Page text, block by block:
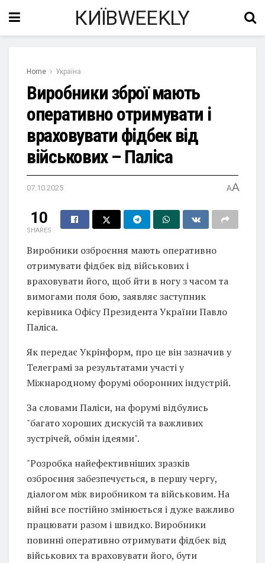
КИЇВWEEKLY
Home Україна
Виробники зброї мають
оперативно отримувати і
враховувати фідбек від
військових – Паліса
07.10.2025 AA
10
SHARES
Виробники озброєння мають оперативно
отримувати фідбек від військових і
враховувати його, щоб йти в ногу з часом та
вимогами поля бою, заявляє заступник
керівника Офісу Президента України Павло
Паліса.
Як передає Укрінформ, про це він зазначив у
Телеграмі за результатами участі у
Міжнародному форумі оборонних індустрій.
За словами Паліси, на форумі відбулись
"багато хороших дискусій та важливих
зустрічей, обмін ідеями".
"Розробка найефективніших зразків
озброєння забезпечується, в першу чергу,
діалогом між виробником та військовим. На
війні все постійно змінюється і дуже важливо
працювати разом і швидко. Виробники
повинні оперативно отримувати фідбек від
військових та враховувати його, бути